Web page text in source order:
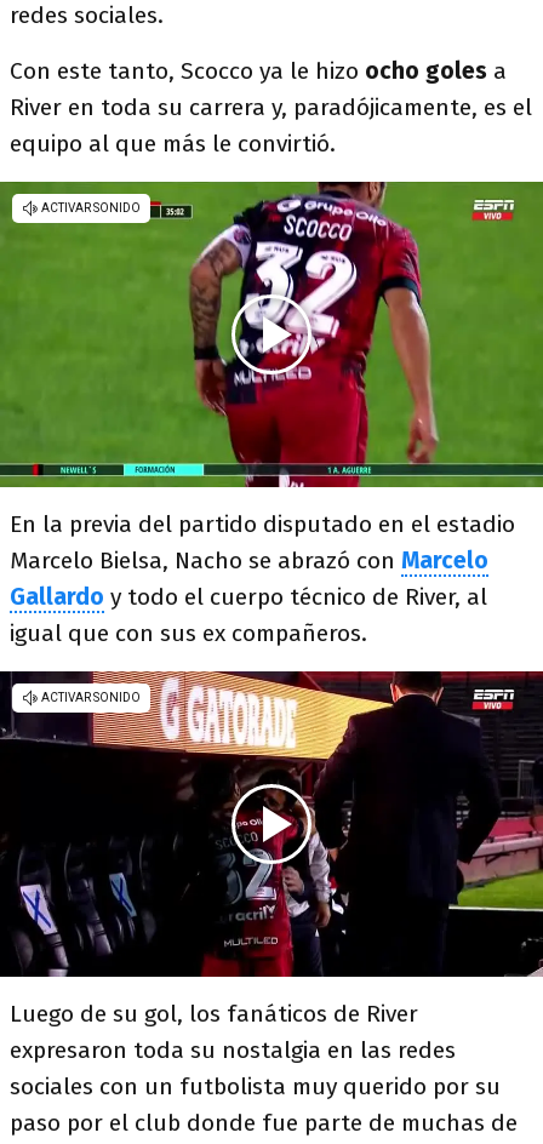
redes sociales.
Con este tanto, Scocco ya le hizo ocho goles a
River en toda su carrera y, paradójicamente, es el
equipo al que más le convirtió.
En la previa del partido disputado en el estadio
Marcelo Bielsa, Nacho se abrazó con Marcelo
Gallardo y todo el cuerpo técnico de River, al
igual que con sus ex compañeros.
Luego de su gol, los fanáticos de River
expresaron toda su nostalgia en las redes
sociales con un futbolista muy querido por su
paso por el club donde fue parte de muchas de